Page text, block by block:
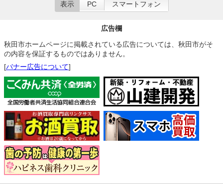
表示 PC スマートフォン
広告欄
秋田市ホームページに掲載されている広告については、秋田市がそ
の内容を保証するものではありません。
[バナー広告について]